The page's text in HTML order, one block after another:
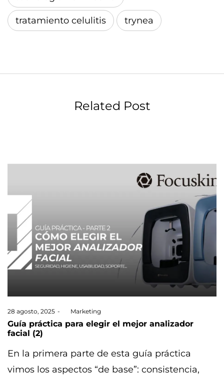
tratamiento celulitis trynea
Related Post
Posted
on
28 agosto, 2025 Marketing
Guía práctica para elegir el mejor analizador
facial (2)
En la primera parte de esta guía práctica
vimos los aspectos “de base”: consistencia,